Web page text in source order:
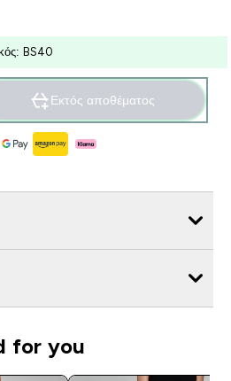
BS40
price
Εκτός αποθέματος
for you